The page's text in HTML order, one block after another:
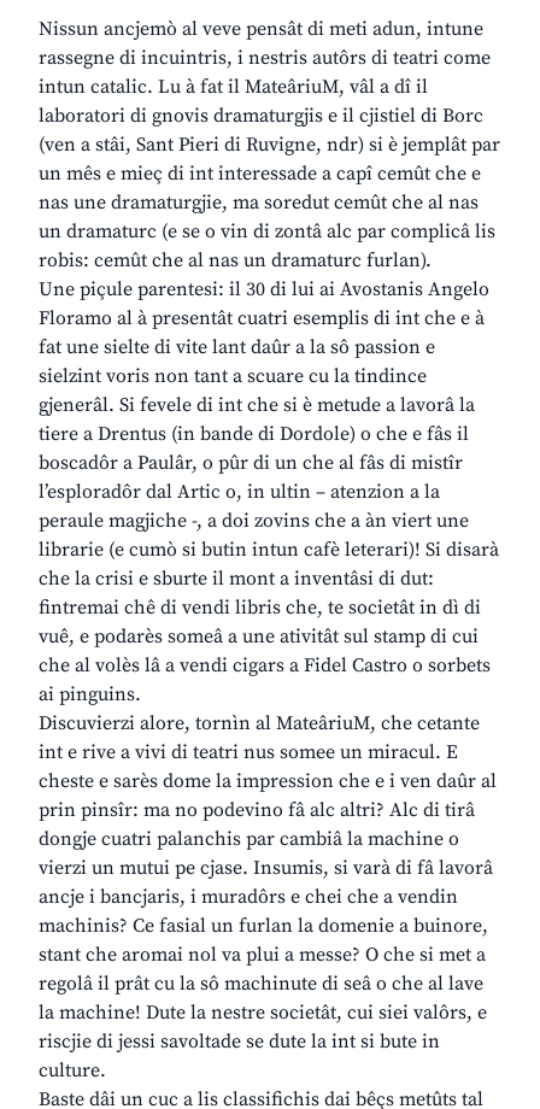
Nissun ancjemò al veve pensât di meti adun, intune
rassegne di incuintris, i nestris autôrs di teatri come
intun catalic. Lu à fat il MateâriuM, vâl a dî il
laboratori di gnovis dramaturgjis e il cjistiel di Borc
(ven a stâi, Sant Pieri di Ruvigne, ndr) si è jemplât par
un mês e mieç di int interessade a capî cemût che e
nas une dramaturgjie, ma soredut cemût che al nas
un dramaturc (e se o vin di zontâ alc par complicâ lis
robis: cemût che al nas un dramaturc furlan).
Une piçule parentesi: il 30 di lui ai Avostanis Angelo
Floramo al à presentât cuatri esemplis di int che e à
fat une sielte di vite lant daûr a la sô passion e
sielzint voris non tant a scuare cu la tindince
gjenerâl. Si fevele di int che si è metude a lavorâ la
tiere a Drentus (in bande di Dordole) o che e fâs il
boscadôr a Paulâr, o pûr di un che al fâs di mistîr
l’esploradôr dal Artic o, in ultin – atenzion a la
peraule magjiche -, a doi zovins che a àn viert une
librarie (e cumò si butin intun cafè leterari)! Si disarà
che la crisi e sburte il mont a inventâsi di dut:
fintremai chê di vendi libris che, te societât in dì di
vuê, e podarès someâ a une ativitât sul stamp di cui
che al volès lâ a vendi cigars a Fidel Castro o sorbets
ai pinguins.
Discuvierzi alore, tornìn al MateâriuM, che cetante
int e rive a vivi di teatri nus somee un miracul. E
cheste e sarès dome la impression che e i ven daûr al
prin pinsîr: ma no podevino fâ alc altri? Alc di tirâ
dongje cuatri palanchis par cambiâ la machine o
vierzi un mutui pe cjase. Insumis, si varà di fâ lavorâ
ancje i bancjaris, i muradôrs e chei che a vendin
machinis? Ce fasial un furlan la domenie a buinore,
stant che aromai nol va plui a messe? O che si met a
regolâ il prât cu la sô machinute di seâ o che al lave
la machine! Dute la nestre societât, cui siei valôrs, e
riscjie di jessi savoltade se dute la int si bute in
culture.
Baste dâi un cuc a lis classifichis dai bêçs metûts tal